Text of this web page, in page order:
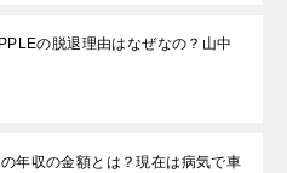
の脱退理由はなぜなの？山中
年収の金額とは？現在は病気で車